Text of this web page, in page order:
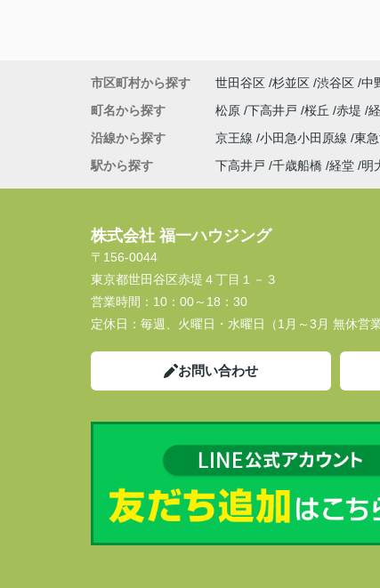
市区町村から探す 世田谷区 杉並区 渋谷区 中
町名から探す
松原 下高井戸 桜丘 赤堤
沿線から探す
京王線 小田急小田原線 東
駅から探す
下高井戸 千歳船橋 経堂 明
株式会社 福一ハウジング
〒156-0044
東京都世田谷区赤堤４丁目１－３
営業時間： 10：00～18：30
定休日： 毎週、火曜日・水曜日（1月～3月 無休営業
お問い合わせ